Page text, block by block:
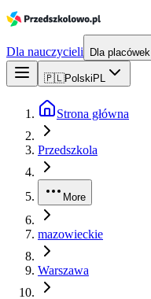
Dla nauczycieli Dla placówek
🇵🇱Polski PL
Strona główna
Przedszkola
More
mazowieckie
Warszawa